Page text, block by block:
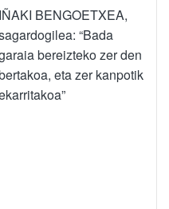
IÑAKI BENGOETXEA,
“Bada
bereizteko zer den
eta zer kanpotik